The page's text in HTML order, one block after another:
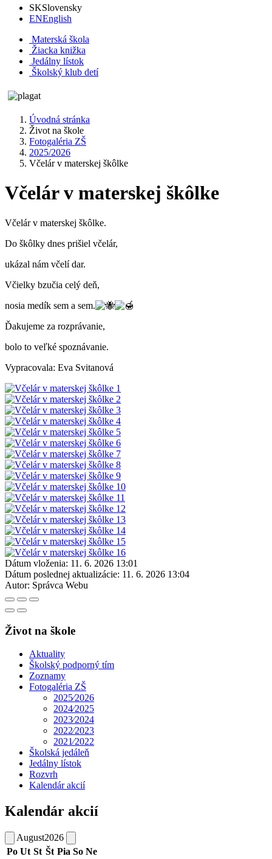
SKSlovensky
ENEnglish
Materská škola
Žiacka knižka
Jedálny lístok
Školský klub detí
Úvodná stránka
Život na škole
Fotogaléria ZŠ
2025/2026
Včelár v materskej škôlke
Včelár v materskej škôlke
Včelár v materskej škôlke.
Do škôlky dnes prišiel včelár,
ukázal nám včelí dar.
Včielky bzučia celý deň,
nosia medík sem a sem.
Ďakujeme za rozprávanie,
bolo to veľké spoznávanie.
Vypracovala: Eva Svitanová
Dátum vloženia: 11. 6. 2026 13:01
Dátum poslednej aktualizácie: 11. 6. 2026 13:04
Autor: Správca Webu
Život na škole
Aktuality
Školský podporný tím
Zoznamy
Fotogaléria ZŠ
2025⁄2026
2024⁄2025
2023⁄2024
2022⁄2023
2021⁄2022
Školská jedáleň
Jedálny lístok
Rozvrh
Kalendár akcií
Kalendár akcií
August2026
Po Ut St Št Pia So Ne